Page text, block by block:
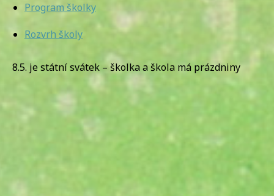
Program školky
Rozvrh školy
8.5. je státní svátek – školka a škola má prázdniny